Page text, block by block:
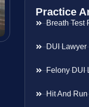
Practice
Breath Test
DUI Lawyer
Felony DUI
Hit And